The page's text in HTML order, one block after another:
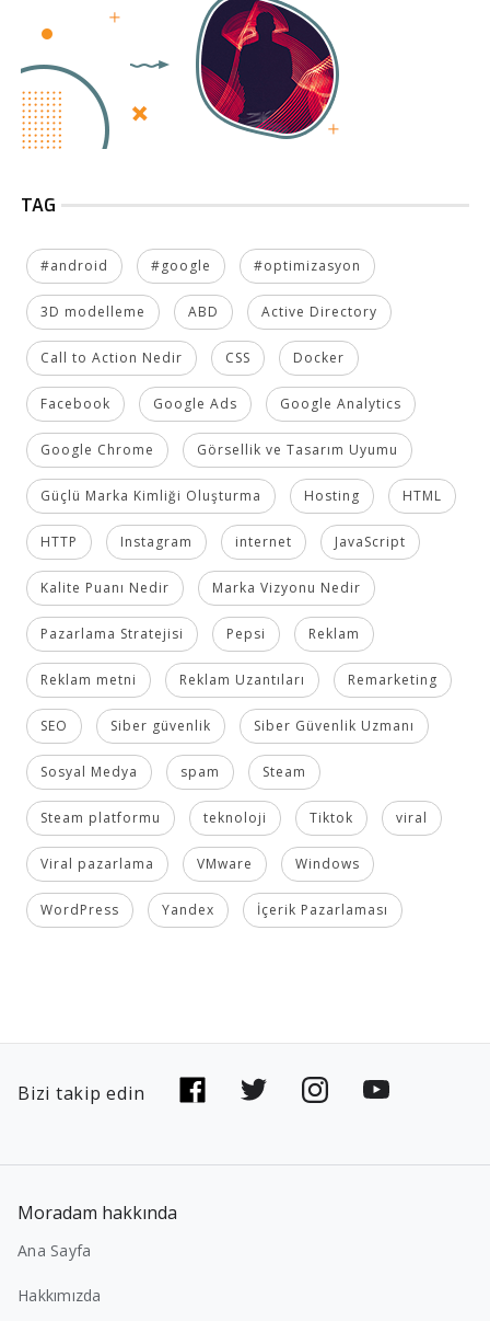
TAG
#android #google #optimizasyon
3D modelleme ABD Active Directory
Call to Action Nedir CSS Docker
Facebook Google Ads Google Analytics
Google Chrome Görsellik ve Tasarım Uyumu
Güçlü Marka Kimliği Oluşturma Hosting HTML
HTTP Instagram internet JavaScript
Kalite Puanı Nedir Marka Vizyonu Nedir
Pazarlama Stratejisi Pepsi Reklam
Reklam metni Reklam Uzantıları Remarketing
SEO Siber güvenlik Siber Güvenlik Uzmanı
Sosyal Medya spam Steam
Steam platformu teknoloji Tiktok viral
Viral pazarlama VMware Windows
WordPress Yandex İçerik Pazarlaması
Bizi takip edin
Moradam hakkında
Ana Sayfa
Hakkımızda